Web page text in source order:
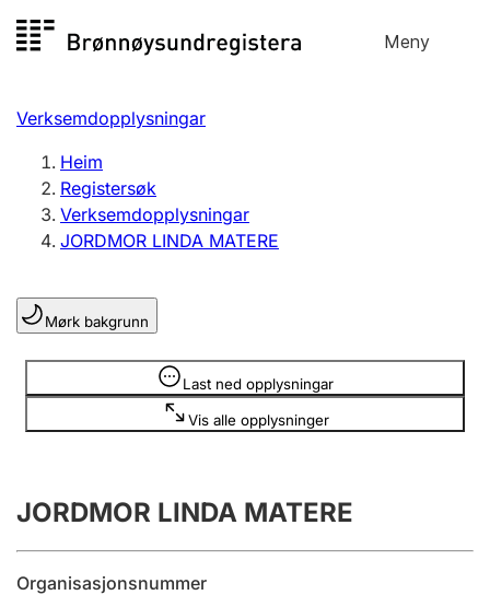
til
Meny
Registersøk
Aksjeselskap
Enkeltpersonføretak
Registrere, endre, slette
Lag og foreining
Registrere, endre, slette
Årsrekneskap
Innsending og forseinkingsgebyr
Verksemdopplysningar
Heim
Registersøk
Verksemdopplysningar
JORDMOR LINDA MATERE
Mørk bakgrunn
Last ned opplysningar
Vis alle opplysninger
Opplysninger er skjult
JORDMOR LINDA MATERE
Organisasjonsnummer